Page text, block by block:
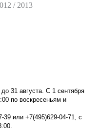
/ 2013
31 августа. С 1 сентября
по воскресеньям и
39 или +7(495)629-04-71, с